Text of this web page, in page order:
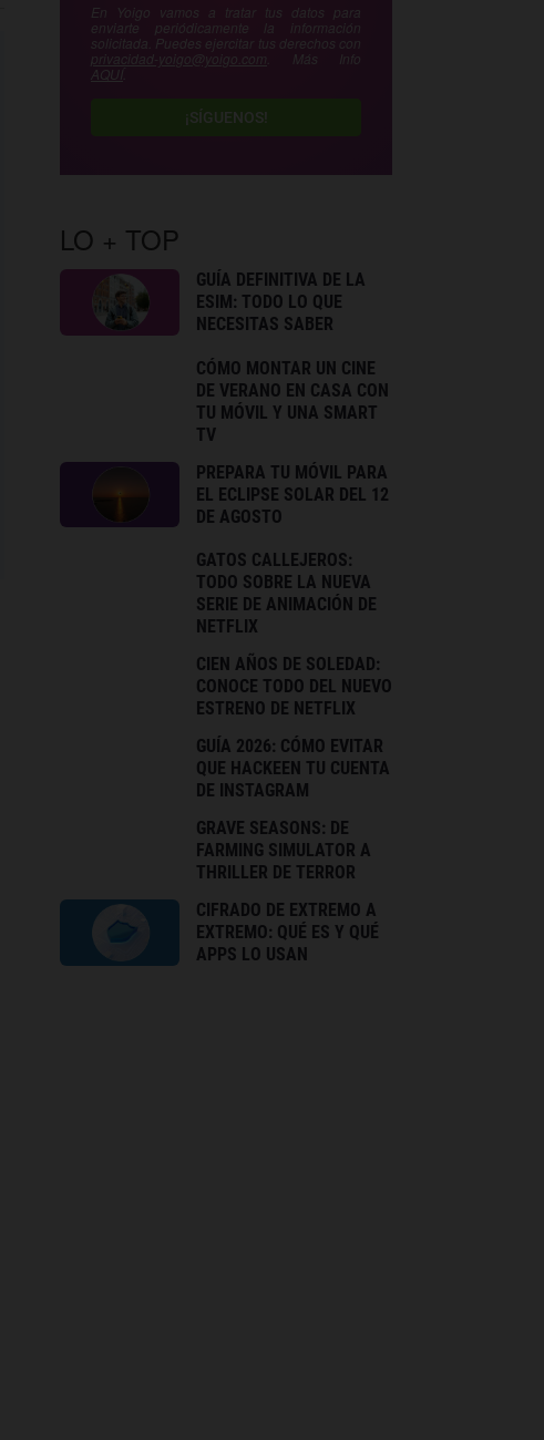
En Yoigo vamos a tratar tus datos para
enviarte periódicamente la información
solicitada. Puedes ejercitar tus derechos con
privacidad-yoigo@yoigo.com . Más Info
AQUÍ
¡SÍGUENOS!
LO + TOP
GUÍA DEFINITIVA DE LA
ESIM: TODO LO QUE
NECESITAS SABER
CÓMO MONTAR UN CINE
DE VERANO EN CASA CON
TU MÓVIL Y UNA SMART
TV
PREPARA TU MÓVIL PARA
EL ECLIPSE SOLAR DEL 12
DE AGOSTO
GATOS CALLEJEROS:
TODO SOBRE LA NUEVA
SERIE DE ANIMACIÓN DE
NETFLIX
CIEN AÑOS DE SOLEDAD:
CONOCE TODO DEL NUEVO
ESTRENO DE NETFLIX
GUÍA 2026: CÓMO EVITAR
QUE HACKEEN TU CUENTA
DE INSTAGRAM
GRAVE SEASONS: DE
FARMING SIMULATOR A
THRILLER DE TERROR
CIFRADO DE EXTREMO A
EXTREMO: QUÉ ES Y QUÉ
APPS LO USAN